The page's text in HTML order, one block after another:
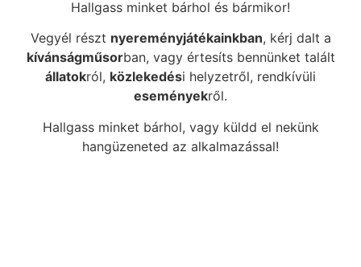
Hallgass minket bárhol és bármikor!
Vegyél részt nyereményjátékainkban, kérj dalt a
kívánságműsorban, vagy értesíts bennünket talált
állatokról, közlekedési helyzetről, rendkívüli
eseményekről.
Hallgass minket bárhol, vagy küldd el nekünk
hangüzeneted az alkalmazással!